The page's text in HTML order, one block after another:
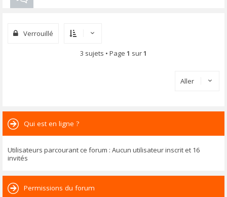
Verrouillé
3 sujets • Page 1 sur1
Aller
Qui est en ligne ?
Utilisateurs parcourant ce forum : Aucun utilisateur inscrit et 16
invités
Permissions du forum